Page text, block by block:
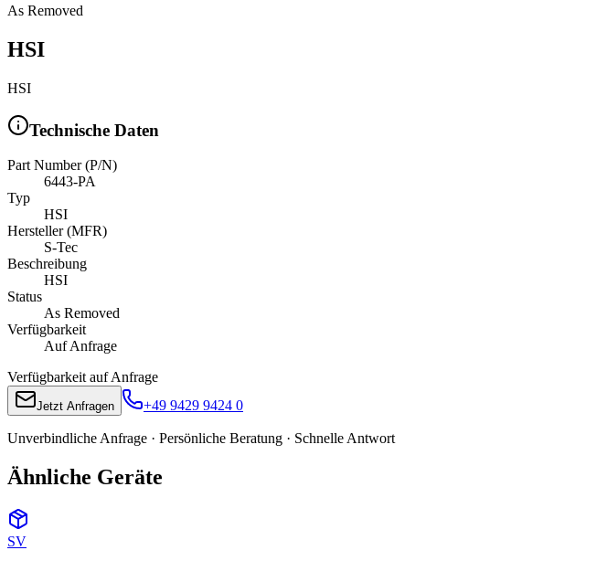
As Removed
HSI
HSI
Technische Daten
Part Number (P/N)
6443-PA
Typ
HSI
Hersteller (MFR)
S-Tec
Beschreibung
HSI
Status
As Removed
Verfügbarkeit
Auf Anfrage
Verfügbarkeit auf Anfrage
Jetzt Anfragen +49 9429 9424 0
Unverbindliche Anfrage · Persönliche Beratung · Schnelle Antwort
Ähnliche Geräte
SV